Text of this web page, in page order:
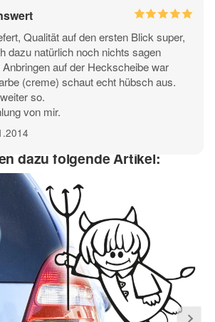
24 - hellbraun 25 - nussbraun
27 - hellgrau
31 - gold
Klebkraft des Folienaufklebers
können. (Versiegelungen - Nano
Lotus Effekt - etc. )
Qualität auf den ersten Blick super,
dazu natürlich noch nichts sagen
auf der Heckscheibe war
(creme) schaut echt hübsch aus.
so.
von mir.
dazu folgende Artikel: